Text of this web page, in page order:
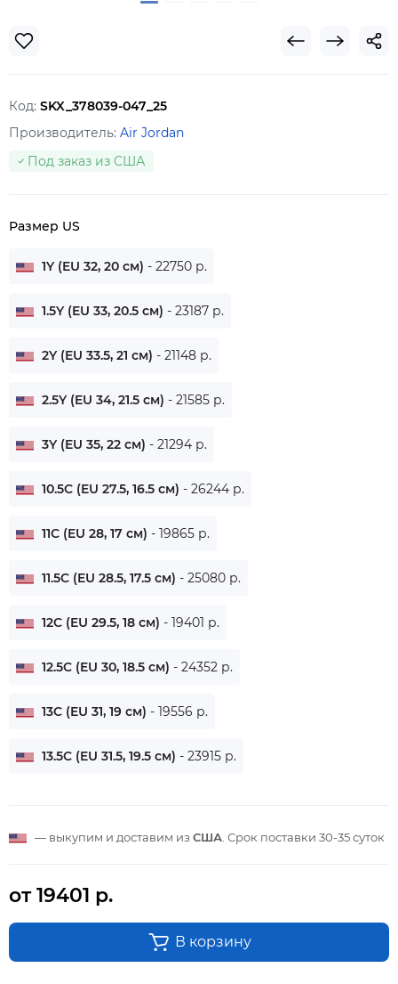
Код: SKX_378039-047_25
Производитель: Air Jordan
Под заказ из США
Размер US
1Y (EU 32, 20 см) - 22750 р.
1.5Y (EU 33, 20.5 см) - 23187 р.
2Y (EU 33.5, 21 см) - 21148 р.
2.5Y (EU 34, 21.5 см) - 21585 р.
3Y (EU 35, 22 см) - 21294 р.
10.5C (EU 27.5, 16.5 см) - 26244 р.
11C (EU 28, 17 см) - 19865 р.
11.5C (EU 28.5, 17.5 см) - 25080 р.
12C (EU 29.5, 18 см) - 19401 р.
12.5C (EU 30, 18.5 см) - 24352 р.
13C (EU 31, 19 см) - 19556 р.
13.5C (EU 31.5, 19.5 см) - 23915 р.
— выкупим и доставим из США . Срок поставки 30-35 суток
от 19401 р.
В корзину